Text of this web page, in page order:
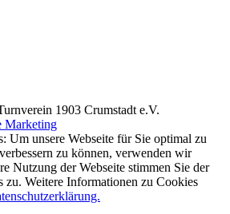
1903 Crumstadt e.V.
Marketing
Um unsere Webseite für Sie optimal zu
zu können, verwenden wir
Nutzung der Webseite stimmen Sie der
zu. Weitere Informationen zu Cookies